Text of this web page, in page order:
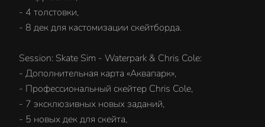
- 4 толстовки,
- 8 дек для кастомизации скейтборда.
Session: Skate Sim - Waterpark & Chris Cole:
- Дополнительная карта «Аквапарк»,
- Профессиональный скейтер Chris Cole,
- 7 эксклюзивных новых заданий,
- 5 новых дек для скейта,